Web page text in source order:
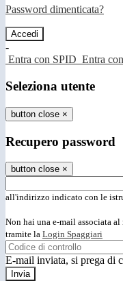
Password dimenticata?
-
Entra con SPID Entra
Seleziona utente
button close ×
Recupero password
button close ×
all'indirizzo indicato con le
Non hai una e-mail associata
tramite la Login Spaggiari
E-mail inviata, si prega di